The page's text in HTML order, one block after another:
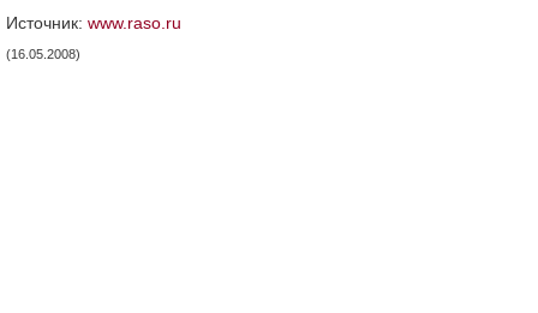
Источник: www.raso.ru
(16.05.2008)